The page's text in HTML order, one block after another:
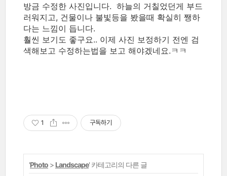
방금 수정한 사진입니다. 하늘의 거칠었던게 부드
러워지고, 건물이나 불빛등을 봤을때 확실히 쨍하
다는 느낌이 듭니다.
훨씬 보기도 좋구요.. 이제 사진 보정하기 전엔 검
색해보고 수정하는법을 보고 해야겠네요.ㅋㅋ
1 구독하기
'Photo > Landscape' 카테고리의 다른 글